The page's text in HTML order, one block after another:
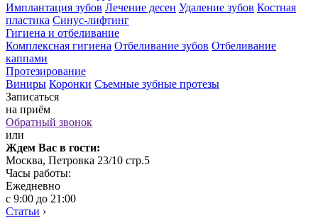
Имплантация зубов Лечение десен Удаление зубов Костная
пластика Синус-лифтинг
Гигиена и отбеливание
Комплексная гигиена Отбеливание зубов Отбеливание
каппами
Протезирование
Виниры Коронки Съемные зубные протезы
Записаться
на приём
Обратный звонок
или
Ждем Вас в гости:
Москва, Петровка 23/10 стр.5
Часы работы:
Ежедневно
с 9:00 до 21:00
Статьи ›